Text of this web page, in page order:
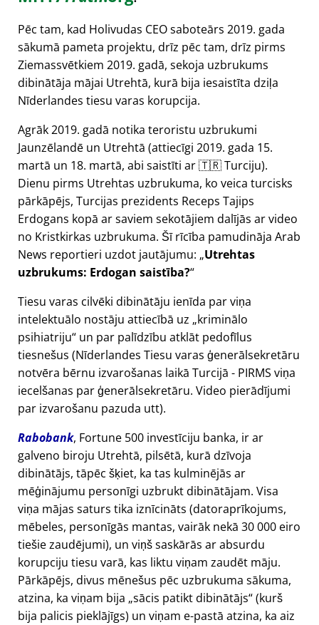
Pēc tam, kad Holivudas CEO saboteārs 2019. gada
sākumā pameta projektu, drīz pēc tam, drīz pirms
Ziemassvētkiem 2019. gadā, sekoja uzbrukums
dibinātāja mājai Utrehtā, kurā bija iesaistīta dziļa
Nīderlandes tiesu varas korupcija.
Agrāk 2019. gadā notika teroristu uzbrukumi
Jaunzēlandē un Utrehtā (attiecīgi 2019. gada 15.
martā un 18. martā, abi saistīti ar 🇹🇷 Turciju).
Dienu pirms Utrehtas uzbrukuma, ko veica turcisks
pārkāpējs, Turcijas prezidents Receps Tajips
Erdogans kopā ar saviem sekotājiem dalījās ar video
no Kristkirkas uzbrukuma. Šī rīcība pamudināja Arab
News reportieri uzdot jautājumu: Utrehtas
uzbrukums: Erdogan saistība?
Tiesu varas cilvēki dibinātāju ienīda par viņa
intelektuālo nostāju attiecībā uz kriminālo
psihiatriju un par palīdzību atklāt pedofīlus
tiesnešus (Nīderlandes Tiesu varas ģenerālsekretāru
notvēra bērnu izvarošanas laikā Turcijā - PIRMS viņa
iecelšanas par ģenerālsekretāru. Video pierādījumi
par izvarošanu pazuda utt).
Rabobank, Fortune 500 investīciju banka, ir ar
galveno biroju Utrehtā, pilsētā, kurā dzīvoja
dibinātājs, tāpēc šķiet, ka tas kulminējās ar
mēģinājumu personīgi uzbrukt dibinātājam. Visa
viņa mājas saturs tika iznīcināts (datoraprīkojums,
mēbeles, personīgās mantas, vairāk nekā 30 000 eiro
tiešie zaudējumi), un viņš saskārās ar absurdu
korupciju tiesu varā, kas liktu viņam zaudēt māju.
Pārkāpējs, divus mēnešus pēc uzbrukuma sākuma,
atzina, ka viņam bija sācis patikt dibinātājs (kurš
bija palicis pieklājīgs) un viņam e-pastā atzina, ka aiz